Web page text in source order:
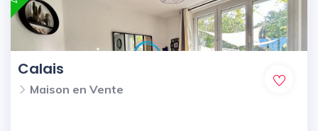
Calais
Maison en Vente